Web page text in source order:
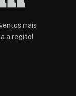
mais
a região!